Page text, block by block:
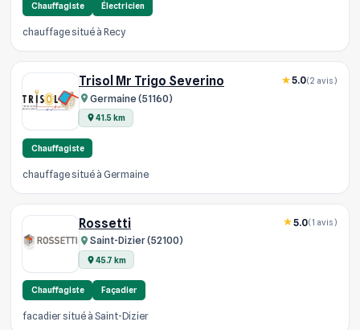
Chauffagiste Électricien
chauffage situé à Recy
Trisol Mr Trigo Severino
Germaine (51160)
41.5 km
5.0(2 avis)
Chauffagiste
chauffage situé à Germaine
Rossetti
Saint-Dizier (52100)
45.7 km
5.0(1 avis)
Chauffagiste Façadier
facadier situé à Saint-Dizier